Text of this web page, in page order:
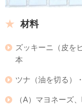
材料
ズッキーニ（皮を
本
ツナ（油を切る）
（A）マヨネーズ